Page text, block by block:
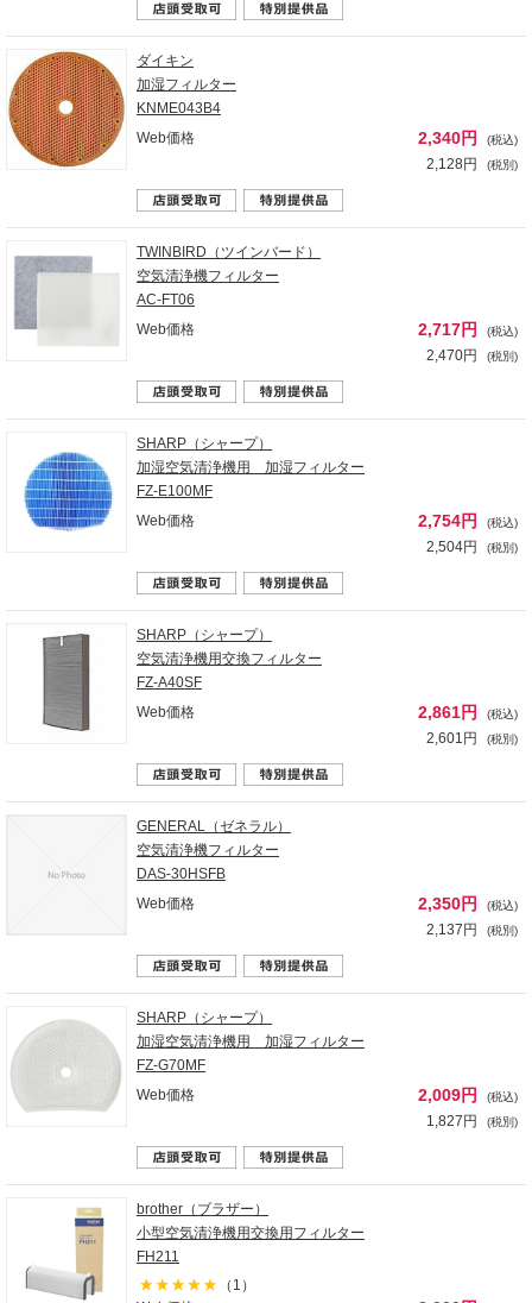
ダイキン
加湿フィルター
KNME043B4
Web価格
2,340円 (税込)
2,128円 (税別)
TWINBIRD（ツインバード）
空気清浄機フィルター
AC-FT06
Web価格
2,717円 (税込)
2,470円 (税別)
SHARP（シャープ）
加湿空気清浄機用 加湿フィルター
FZ-E100MF
Web価格
2,754円 (税込)
2,504円 (税別)
SHARP（シャープ）
空気清浄機用交換フィルター
FZ-A40SF
Web価格
2,861円 (税込)
2,601円 (税別)
GENERAL（ゼネラル）
空気清浄機フィルター
DAS-30HSFB
Web価格
2,350円 (税込)
2,137円 (税別)
SHARP（シャープ）
加湿空気清浄機用 加湿フィルター
FZ-G70MF
Web価格
2,009円 (税込)
1,827円 (税別)
brother（ブラザー）
小型空気清浄機用交換用フィルター
FH211
（1）